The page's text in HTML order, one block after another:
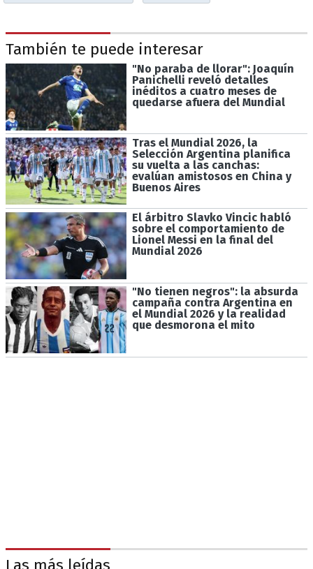
También te puede interesar
"No paraba de llorar": Joaquín
Panichelli reveló detalles
inéditos a cuatro meses de
quedarse afuera del Mundial
Tras el Mundial 2026, la
Selección Argentina planifica
su vuelta a las canchas:
evalúan amistosos en China y
Buenos Aires
El árbitro Slavko Vincic habló
sobre el comportamiento de
Lionel Messi en la final del
Mundial 2026
"No tienen negros": la absurda
campaña contra Argentina en
el Mundial 2026 y la realidad
que desmorona el mito